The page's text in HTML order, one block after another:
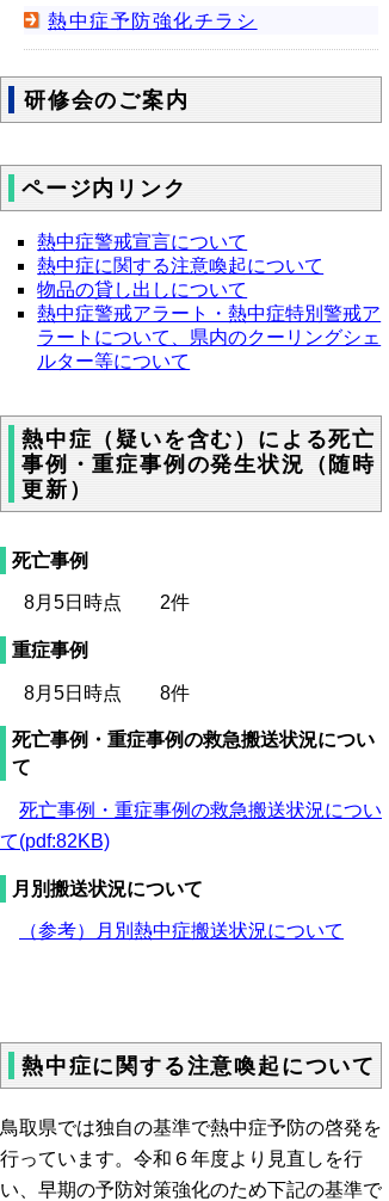
熱中症予防強化チラシ
研修会のご案内
ページ内リンク
熱中症警戒宣言について
熱中症に関する注意喚起について
物品の貸し出しについて
熱中症警戒アラート・熱中症特別警戒ア
ラートについて、県内のクーリングシェ
ルター等について
熱中症（疑いを含む）による死亡
事例・重症事例の発生状況（随時
更新）
死亡事例
8月5日時点 2件
重症事例
8月5日時点 8件
死亡事例・重症事例の救急搬送状況につい
て
死亡事例・重症事例の救急搬送状況につい
て(pdf:82KB)
月別搬送状況について
（参考）月別熱中症搬送状況について
熱中症に関する注意喚起について
鳥取県では独自の基準で熱中症予防の啓発を
行っています。令和６年度より見直しを行
い、早期の予防対策強化のため下記の基準で